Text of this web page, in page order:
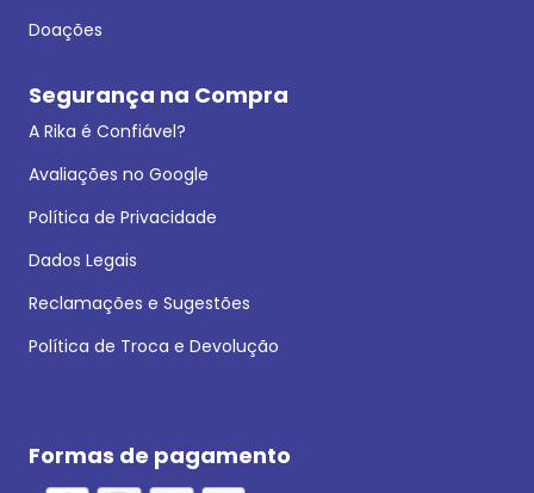
Doações
Segurança na Compra
A Rika é Confiável?
Avaliações no Google
Política de Privacidade
Dados Legais
Reclamações e Sugestões
Política de Troca e Devolução
Formas de pagamento